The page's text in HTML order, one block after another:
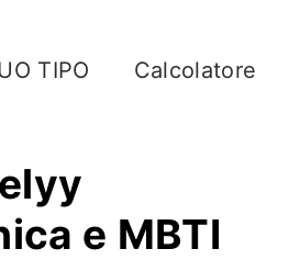
TIPO Calcolatore
e MBTI